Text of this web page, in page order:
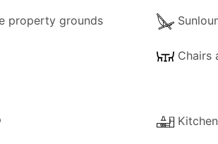
Ihres Aufenthalts prägt.
property grounds
Chairs